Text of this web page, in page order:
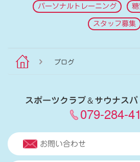
パーソナルトレーニング
スタッフ募集
ブログ
スポーツクラブ＆サウナス
079-284-
お問い合わせ